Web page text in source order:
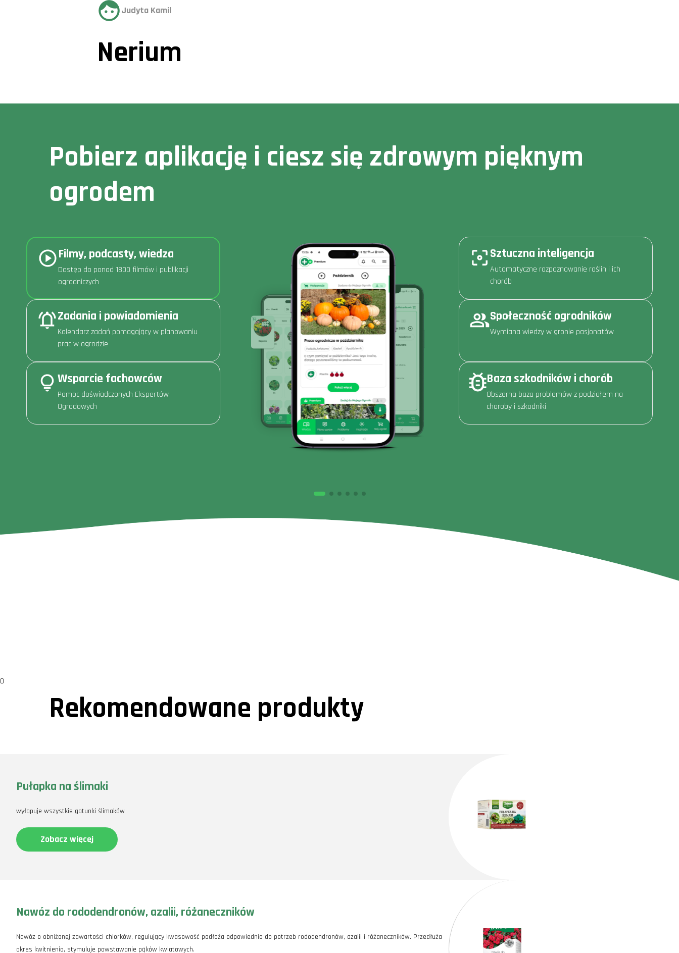
Judyta Kamil
Nerium
Pobierz aplikację i ciesz się zdrowym pięknym
ogrodem
Filmy, podcasty, wiedza
Dostęp do ponad 1800 filmów i publikacji
ogrodniczych
Zadania i powiadomienia
Kalendarz zadań pomagający w planowaniu
prac w ogrodzie
Wsparcie fachowców
Pomoc doświadczonych Ekspertów
Ogrodowych
Sztuczna inteligencja
Automatyczne rozpoznawanie roślin i ich
chorób
Społeczność ogrodników
Wymiana wiedzy w gronie pasjonatów
Baza szkodników i chorób
Obszerna baza problemów z podziałem na
choroby i szkodniki
0
Rekomendowane produkty
Pułapka na ślimaki
wyłapuje wszystkie gatunki ślimaków
Zobacz więcej
Nawóz do rododendronów, azalii, różaneczników
Nawóz o obniżonej zawartości chlorków, regulujący kwasowość podłoża odpowiednio do potrzeb rododendronów, azalii i różaneczników. Przedłuża
okres kwitnienia, stymuluje powstawanie pąków kwiatowych.